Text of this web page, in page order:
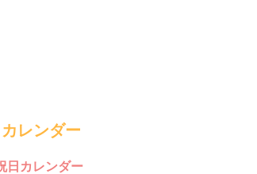
レンダー
日カレンダー